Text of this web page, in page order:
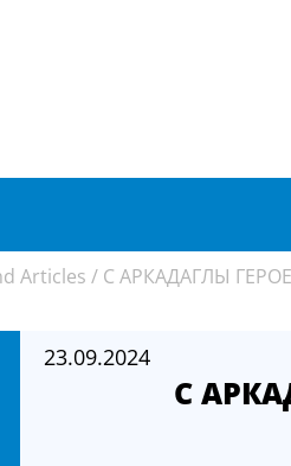
Articles / С АРКАДАГЛЫ
23.09.2024
С